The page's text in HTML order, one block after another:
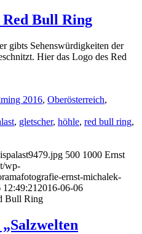
Red Bull Ring
gibts Sehenswürdigkeiten der
Hier das Logo des Red
2016, Oberösterreich,
, gletscher, höhle, red bull ring,
500 1000 Ernst
wp-
ernst-michalek-
2016-06-06
Bull Ring